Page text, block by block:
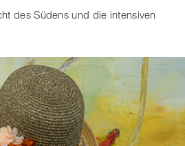
des Südens und die intensiven